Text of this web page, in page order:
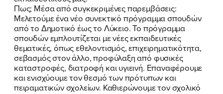
Πως; Μέσα από συγκεκριμένες παρεμβάσεις:
Μελετούμε ένα νέο συνεκτικό πρόγραμμα σπουδών
από το Δημοτικό έως το Λύκειο. Το πρόγραμμα
σπουδών εμπλουτίζεται με νέες εκπαιδευτικές
θεματικές, όπως εθελοντισμός, επιχειρηματικότητα,
σεβασμός στον άλλο, προφύλαξη από φυσικές
καταστροφές, διατροφή και υγιεινή. Επαναφέρουμε
και ενισχύουμε τον θεσμό των πρότυπων και
πειραματικών σχολείων. Καθιερώνουμε τον σχολικό